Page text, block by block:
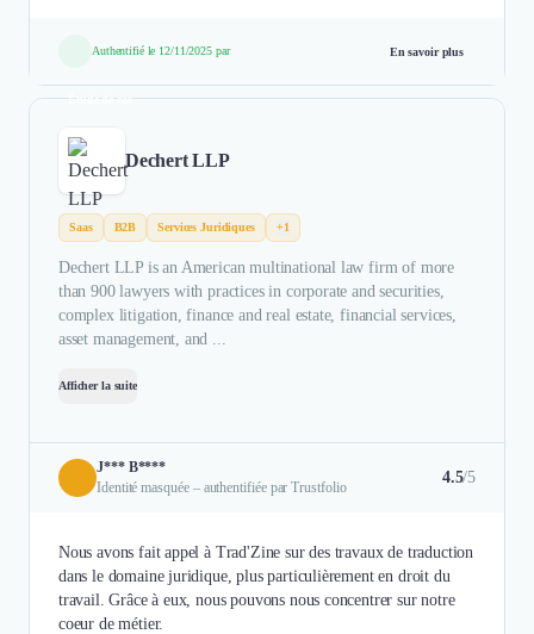
Authentifié le 12/11/2025 par En savoir plus
Étude de cas
Dechert LLP
Saas B2B Services Juridiques +1
Dechert LLP is an American multinational law firm of more
than 900 lawyers with practices in corporate and securities,
complex litigation, finance and real estate, financial services,
asset management, and ...
Afficher la suite
J*** B****
Identité masquée – authentifiée par Trustfolio
4.5/5
Nous avons fait appel à Trad'Zine sur des travaux de traduction
dans le domaine juridique, plus particulièrement en droit du
travail. Grâce à eux, nous pouvons nous concentrer sur notre
coeur de métier.